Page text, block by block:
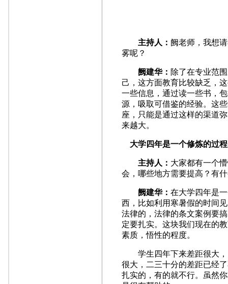
主持人： 阙老师，我想
雾呢？
阙建华： 除了在专业范
己，这方面教育比较缺乏，
一些信息，通过读一些书，
源，吸取可借鉴的经验。这
座，只能是通过这样的渠道
来越大。
大学四年是一个修炼的过程
主持人： 大家都有一个
会，哪些地方需要提高？有
阙建华：在大学四年是
西，比如利用寒暑假的时间
法律的，法律的条文案例要
定要扎实。这块我们现在的
素质，悟性的程度。
学生四年下来差距很大，
很大，二三十分的差距已经
扎实的，有的就不行。虽然